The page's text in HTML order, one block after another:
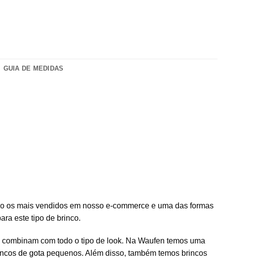
GUIA DE MEDIDAS
os mais vendidos em nosso e-commerce e uma das formas
este tipo de brinco.
com todo o tipo de look. Na Waufen temos uma
de gota pequenos. Além disso, também temos brincos